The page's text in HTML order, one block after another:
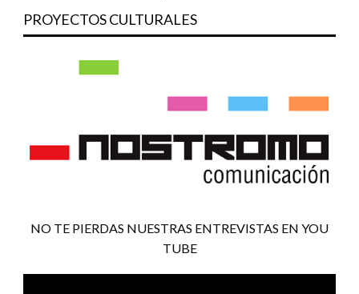
PROYECTOS CULTURALES
NO TE PIERDAS NUESTRAS ENTREVISTAS EN YOU
TUBE